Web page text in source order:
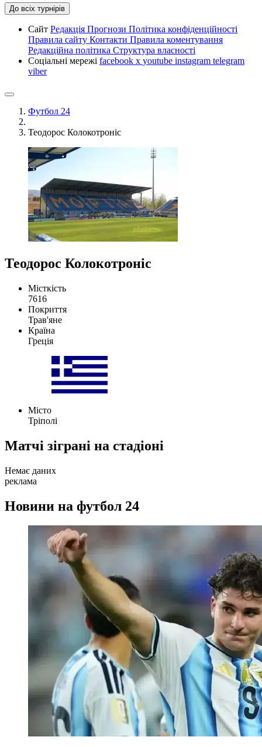
До всіх турнірів
Сайт Редакція Прогнози Політика конфіденційності
Правила сайту Контакти Правила коментування
Редакційна політика Структура власності
Соціальні мережі facebook x youtube instagram telegram
viber
Футбол 24
Теодорос Колокотроніс
Теодорос Колокотроніс
Місткість
7616
Покриття
Трав'яне
Країна
Греція
Місто
Тріполі
Матчі зіграні на стадіоні
Немає даних
реклама
Новини на футбол 24